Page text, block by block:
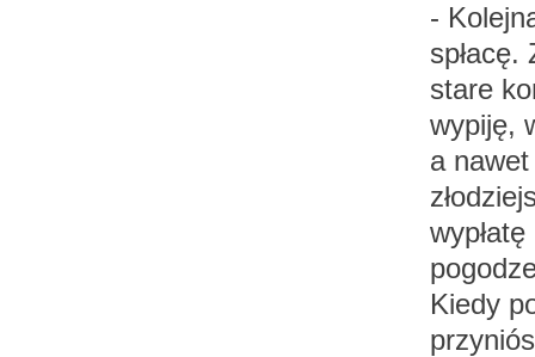
-
stare
wypiję,
a
Kiedy